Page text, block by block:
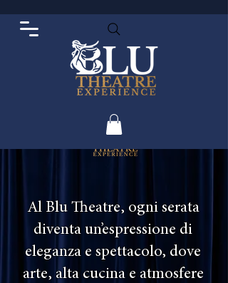
Al Blu Theatre, ogni serata
diventa un’espressione di
eleganza e spettacolo, dove
arte, alta cucina e atmosfere